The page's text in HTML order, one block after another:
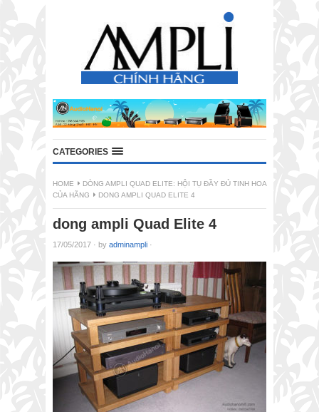
CATEGORIES
HOME
DÒNG AMPLI QUAD ELITE: HỘI TỤ ĐẦY ĐỦ TINH HOA
CỦA HÃNG
DONG AMPLI QUAD ELITE 4
dong ampli Quad Elite 4
17/05/2017 · by adminampli ·